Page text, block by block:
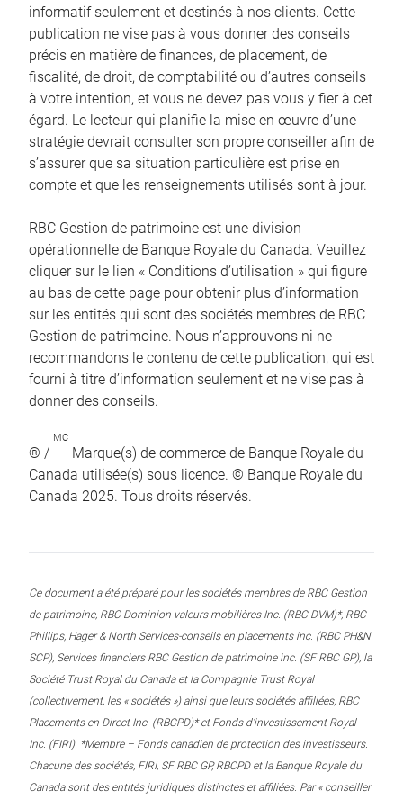
informatif seulement et destinés à nos clients. Cette
publication ne vise pas à vous donner des conseils
précis en matière de finances, de placement, de
fiscalité, de droit, de comptabilité ou d’autres conseils
à votre intention, et vous ne devez pas vous y fier à cet
égard. Le lecteur qui planifie la mise en œuvre d’une
stratégie devrait consulter son propre conseiller afin de
s’assurer que sa situation particulière est prise en
compte et que les renseignements utilisés sont à jour.
RBC Gestion de patrimoine est une division
opérationnelle de Banque Royale du Canada. Veuillez
cliquer sur le lien « Conditions d’utilisation » qui figure
au bas de cette page pour obtenir plus d’information
sur les entités qui sont des sociétés membres de RBC
Gestion de patrimoine. Nous n’approuvons ni ne
recommandons le contenu de cette publication, qui est
fourni à titre d’information seulement et ne vise pas à
donner des conseils.
® /
MC
Marque(s) de commerce de Banque Royale du
Canada utilisée(s) sous licence. © Banque Royale du
Canada 2025. Tous droits réservés.
Ce document a été préparé pour les sociétés membres de RBC Gestion
de patrimoine, RBC Dominion valeurs mobilières Inc. (RBC DVM)*, RBC
Phillips, Hager & North Services-conseils en placements inc. (RBC PH&N
SCP), Services financiers RBC Gestion de patrimoine inc. (SF RBC GP), la
Société Trust Royal du Canada et la Compagnie Trust Royal
(collectivement, les « sociétés ») ainsi que leurs sociétés affiliées, RBC
Placements en Direct Inc. (RBCPD)* et Fonds d’investissement Royal
Inc. (FIRI). *Membre – Fonds canadien de protection des investisseurs.
Chacune des sociétés, FIRI, SF RBC GP, RBCPD et la Banque Royale du
Canada sont des entités juridiques distinctes et affiliées. Par « conseiller